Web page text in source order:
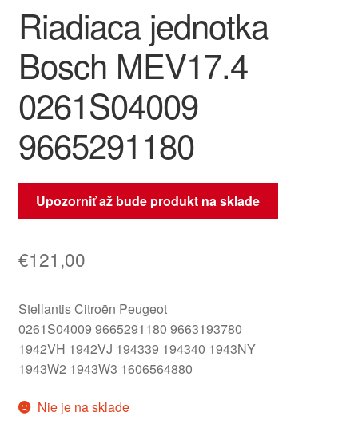
Reklamačný poriadok
Riadiaca jednotka
Bosch MEV17.4
0261S04009
9665291180
Upozorniť až bude produkt na sklade
€121,00
Stellantis Citroën Peugeot
0261S04009 9665291180 9663193780
1942VH 1942VJ 194339 194340 1943NY
1943W2 1943W3 1606564880
Nie je na sklade